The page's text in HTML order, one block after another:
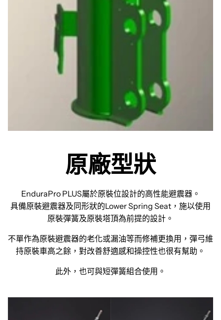
原廠型狀
EnduraPro PLUS屬於原裝位設計的高性能避震器。
具備原裝避震器及同形狀的Lower Spring Seat，施以使用
原裝彈簧及原裝塔頂為前提的設計。
不單作為原裝避震器的老化或漏油等而修補更換用，彈弓維
持原裝車高之餘，對改善舒適感和操控性也很有幫助。
此外，也可與短彈簧組合使用。